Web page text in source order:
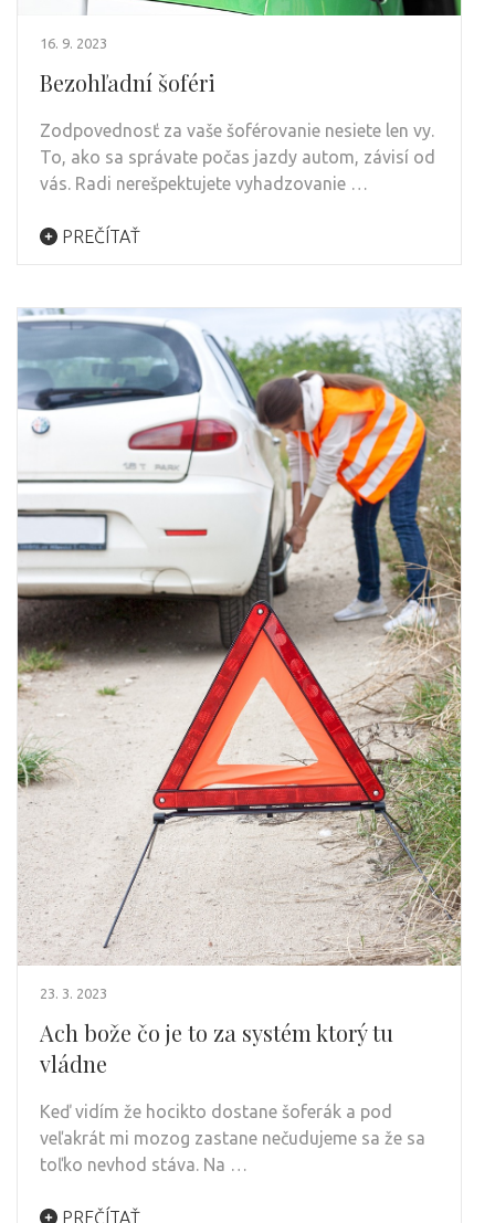
16. 9. 2023
Bezohľadní šoféri
Zodpovednosť za vaše šoférovanie nesiete len vy.
To, ako sa správate počas jazdy autom, závisí od
vás. Radi nerešpektujete vyhadzovanie …
PREČÍTAŤ
23. 3. 2023
Ach bože čo je to za systém ktorý tu
vládne
Keď vidím že hocikto dostane šoferák a pod
veľakrát mi mozog zastane nečudujeme sa že sa
toľko nevhod stáva. Na …
PREČÍTAŤ